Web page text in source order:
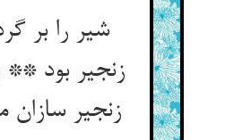
شیر را بر
زنجیر بود **
زنجیر سازان